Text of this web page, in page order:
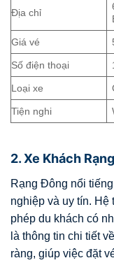
Địa chỉ
Giá vé
Số điện thoại
Loại xe
Tiện nghi
2. Xe Khách
Rạng Đông nổi
nghiệp và uy tín. Hệ
phép du khách có
là thông tin chi tiết
ràng, giúp việc đặt